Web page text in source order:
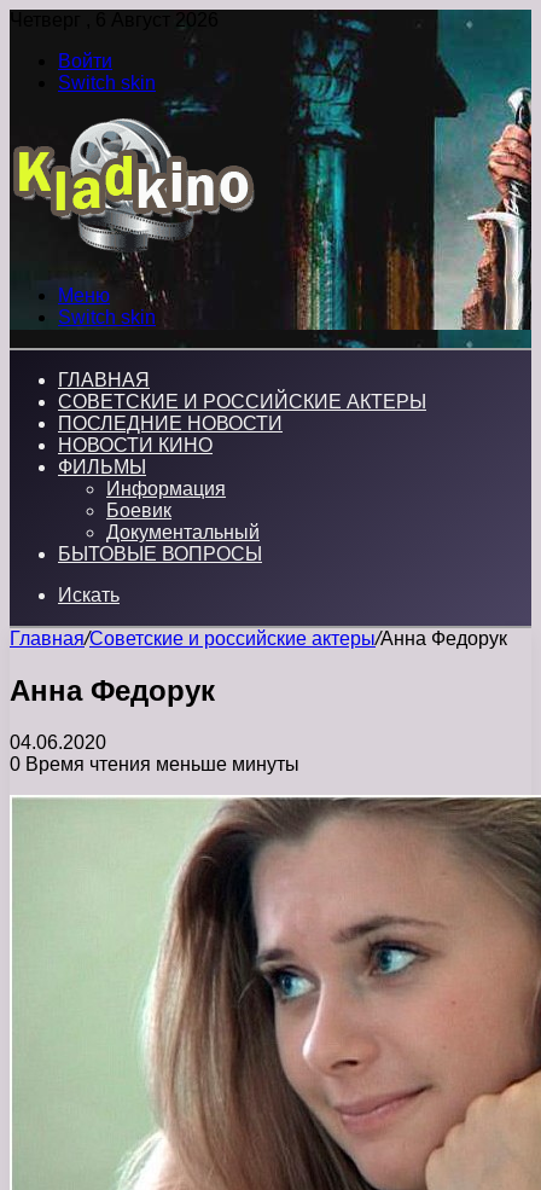
Четверг , 6 Август 2026
Войти
Switch skin
Меню
Switch skin
ГЛАВНАЯ
СОВЕТСКИЕ И РОССИЙСКИЕ АКТЕРЫ
ПОСЛЕДНИЕ НОВОСТИ
НОВОСТИ КИНО
ФИЛЬМЫ
Информация
Боевик
Документальный
БЫТОВЫЕ ВОПРОСЫ
Искать
Главная/Советские и российские актеры/Анна Федорук
Анна Федорук
04.06.2020
0 Время чтения меньше минуты